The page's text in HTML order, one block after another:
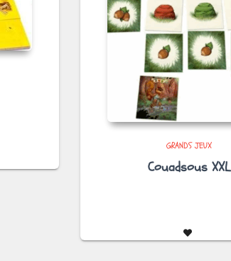
GRANDS JEUX
Couadsous XXL